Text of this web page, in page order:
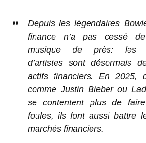
Depuis les légendaires
finance n’a pas cessé
musique de près: les
d’artistes sont désormais
actifs financiers. En 2025,
comme Justin Bieber ou
se contentent plus de
foules, ils font aussi battre
marchés financiers.